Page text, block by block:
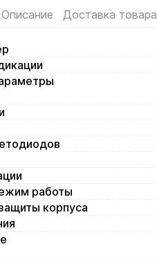
Описание Доставка товара
работы
корпуса